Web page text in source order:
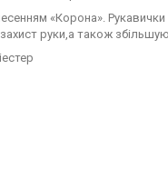
«Корона».
руки,а також